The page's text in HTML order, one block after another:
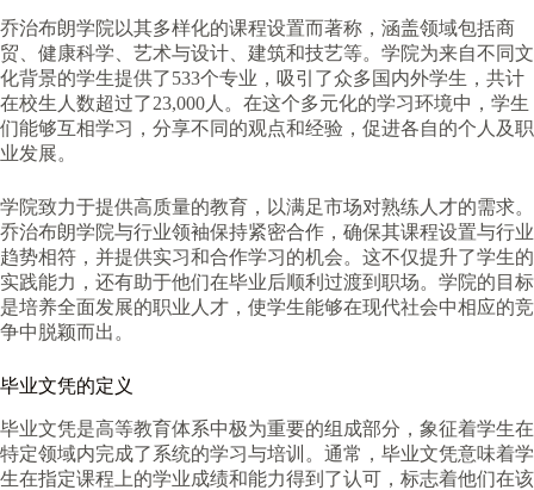
乔治布朗学院以其多样化的课程设置而著称，涵盖领域包括商
贸、健康科学、艺术与设计、建筑和技艺等。学院为来自不同文
化背景的学生提供了533个专业，吸引了众多国内外学生，共计
在校生人数超过了23,000人。在这个多元化的学习环境中，学生
们能够互相学习，分享不同的观点和经验，促进各自的个人及职
业发展。
学院致力于提供高质量的教育，以满足市场对熟练人才的需求。
乔治布朗学院与行业领袖保持紧密合作，确保其课程设置与行业
趋势相符，并提供实习和合作学习的机会。这不仅提升了学生的
实践能力，还有助于他们在毕业后顺利过渡到职场。学院的目标
是培养全面发展的职业人才，使学生能够在现代社会中相应的竞
争中脱颖而出。
毕业文凭的定义
毕业文凭是高等教育体系中极为重要的组成部分，象征着学生在
特定领域内完成了系统的学习与培训。通常，毕业文凭意味着学
生在指定课程上的学业成绩和能力得到了认可，标志着他们在该